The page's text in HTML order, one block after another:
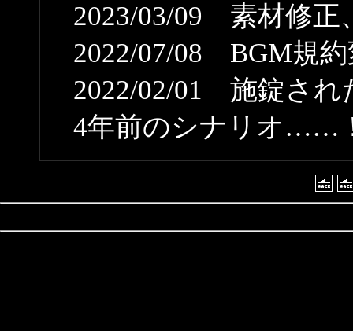
2023/03/09 素材修正
2022/07/08 BGM規
2022/02/01 施錠され
4年前のシナリオ……